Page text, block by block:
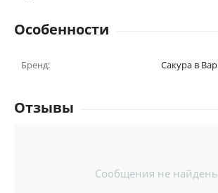
Особенности
Бренд: Сакура в
Отзывы
Сообщения не найдены